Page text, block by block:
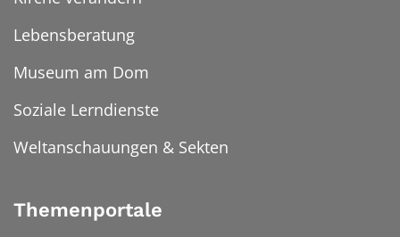
Lebensberatung
Museum am Dom
Soziale Lerndienste
Weltanschauungen & Sekten
Themenportale